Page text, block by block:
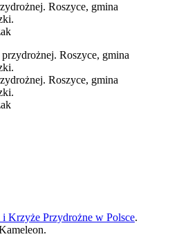
Roszyce, gmina
Roszyce, gmina
Krzyże Przydrożne w Polsce.